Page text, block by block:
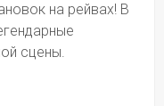
на рейвах! В
сцены.